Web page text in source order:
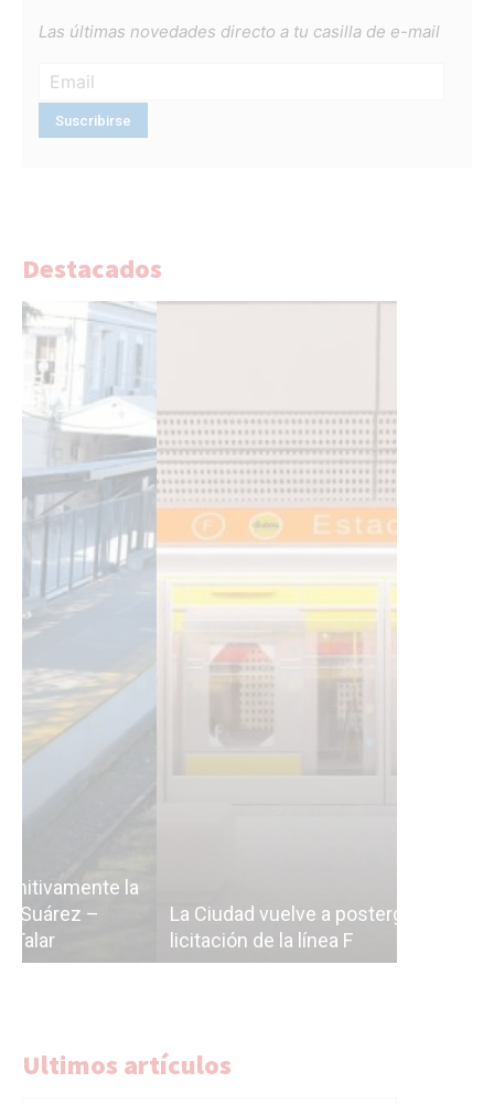
Las últimas novedades directo a tu casilla de e-mail
Destacados
La Ciudad vuelve a postergar la
licitación de la línea F
Ultimos artículos